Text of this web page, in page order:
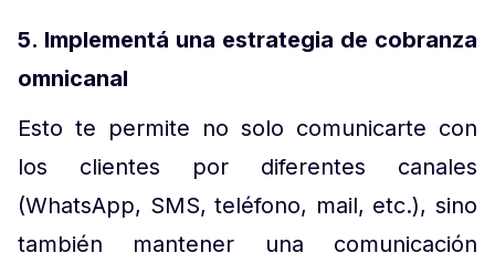
5. Implementá una estrategia de cobranza
omnicanal
Esto te permite no solo comunicarte con
los clientes por diferentes canales
(WhatsApp, SMS, teléfono, mail, etc.), sino
también mantener una comunicación